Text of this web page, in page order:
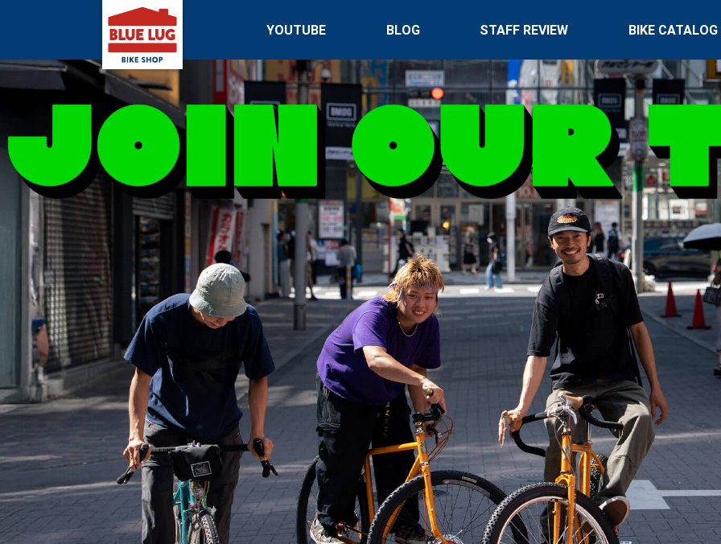
YOUTUBE BLOG STAFF REVIEW BIKE CATALOG